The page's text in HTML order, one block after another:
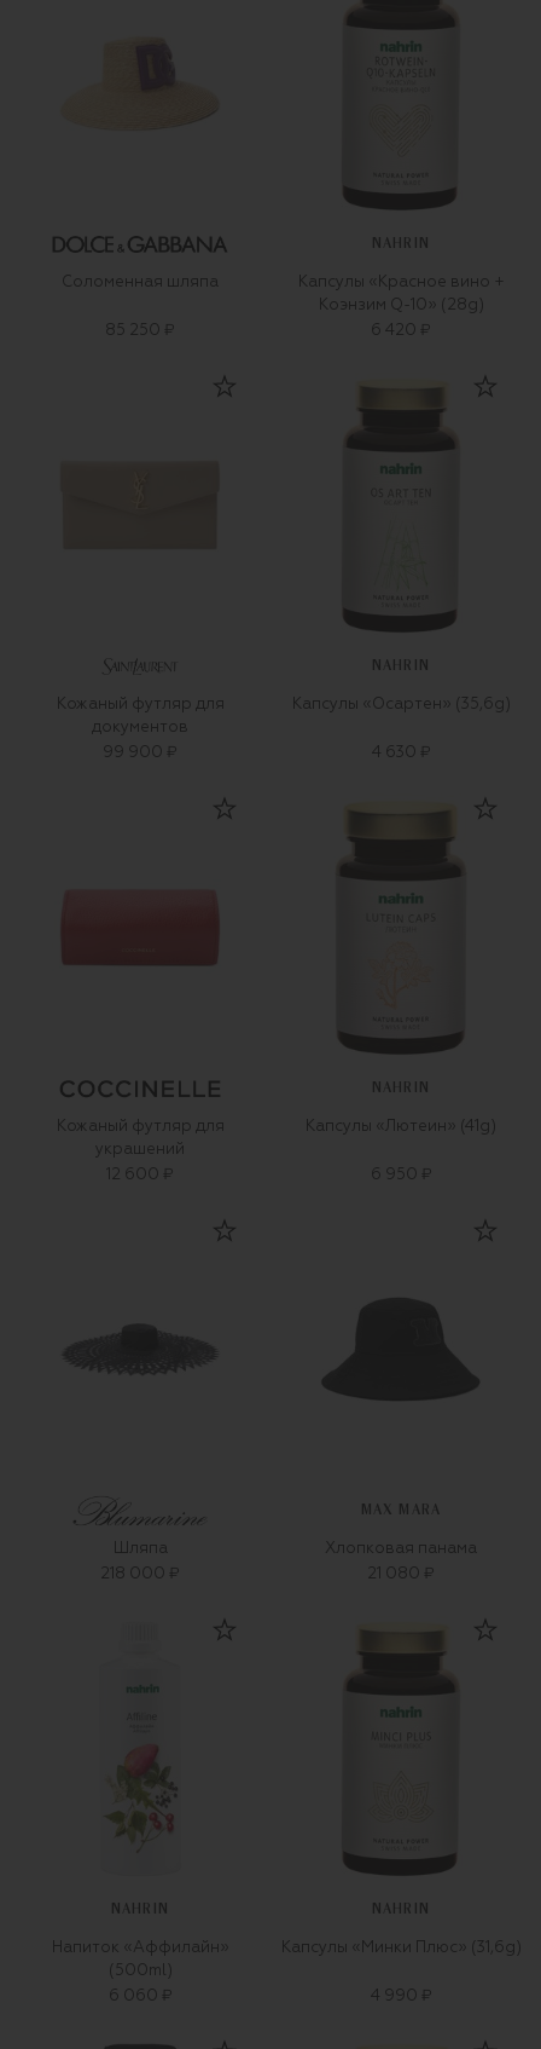
Соломенная шляпа
85 250 ₽
NAHRIN
Капсулы «Красное вино +
Коэнзим Q-10» (28g)
6 420 ₽
Кожаный футляр для
документов
99 900 ₽
NAHRIN
Капсулы «Осартен» (35,6g)
4 630 ₽
Кожаный футляр для
украшений
12 600 ₽
NAHRIN
Капсулы «Лютеин» (41g)
6 950 ₽
Шляпа
218 000 ₽
MAX MARA
Хлопковая панама
21 080 ₽
NAHRIN
Напиток «Аффилайн»
(500ml)
6 060 ₽
NAHRIN
Капсулы «Минки Плюс» (31,6g)
4 990 ₽